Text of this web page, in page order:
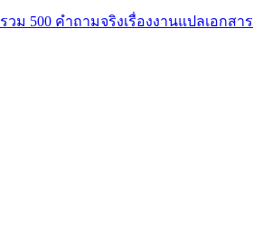
รวม 500 คำถามจริงเรื่องงานแปลเอกสาร